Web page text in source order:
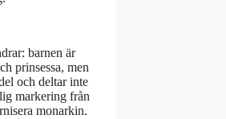
barnen är
prinsessa, men
och deltar inte
markering från
monarkin.